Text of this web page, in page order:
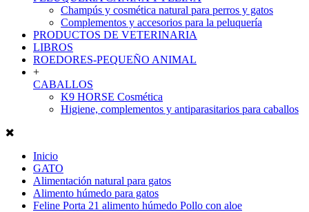
Champús y cosmética natural para perros y gatos
Complementos y accesorios para la peluquería
PRODUCTOS DE VETERINARIA
LIBROS
ROEDORES-PEQUEÑO ANIMAL
+
CABALLOS
K9 HORSE Cosmética
Higiene, complementos y antiparasitarios para caballos
Inicio
GATO
Alimentación natural para gatos
Alimento húmedo para gatos
Feline Porta 21 alimento húmedo Pollo con aloe